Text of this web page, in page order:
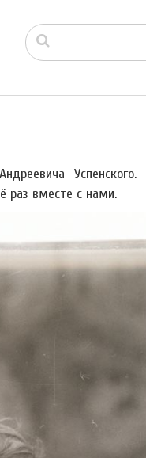
Успенского.
раз вместе с нами.